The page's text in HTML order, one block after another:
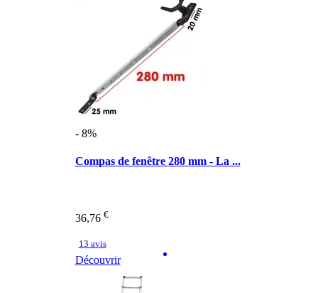
- 8%
Compas de fenêtre 280 mm - La ...
36,76 €
13 avis
Découvrir